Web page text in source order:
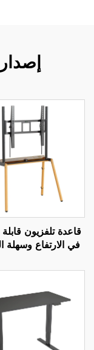
قاعدة تلفزيون قابلة
في الارتفاع وسهلة
TC004